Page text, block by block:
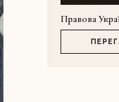
Правова